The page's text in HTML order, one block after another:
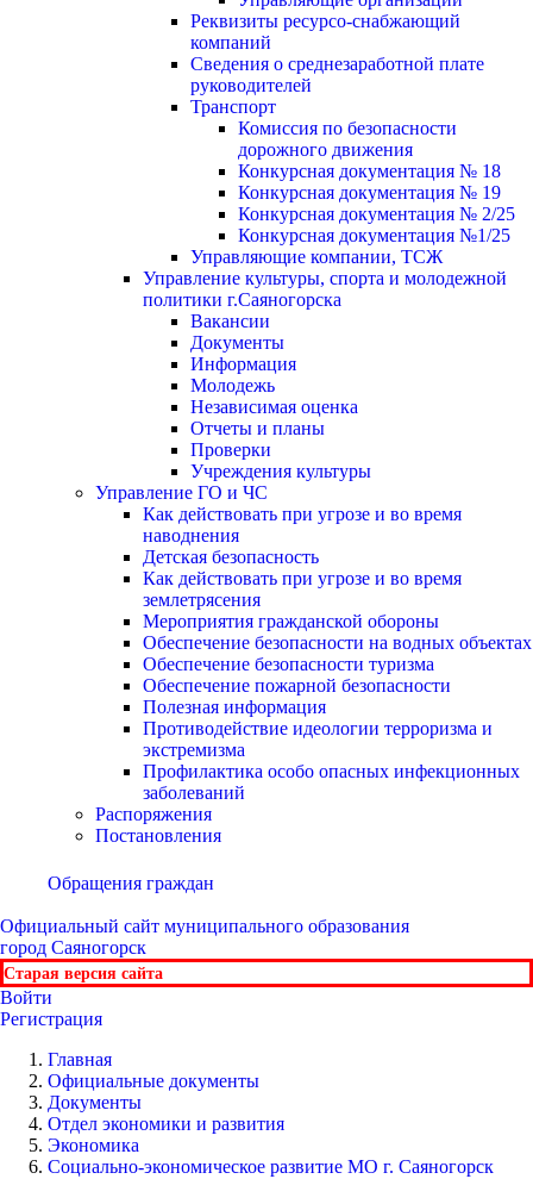
Реквизиты ресурсо-снабжающий
компаний
Сведения о среднезаработной плате
руководителей
Транспорт
Комиссия по безопасности
дорожного движения
Конкурсная документация № 18
Конкурсная документация № 19
Конкурсная документация № 2/25
Конкурсная документация №1/25
Управляющие компании, ТСЖ
Управление культуры, спорта и молодежной
политики г.Саяногорска
Вакансии
Документы
Информация
Молодежь
Независимая оценка
Отчеты и планы
Проверки
Учреждения культуры
Управление ГО и ЧС
Как действовать при угрозе и во время
наводнения
Детская безопасность
Как действовать при угрозе и во время
землетрясения
Мероприятия гражданской обороны
Обеспечение безопасности на водных объектах
Обеспечение безопасности туризма
Обеспечение пожарной безопасности
Полезная информация
Противодействие идеологии терроризма и
экстремизма
Профилактика особо опасных инфекционных
заболеваний
Распоряжения
Постановления
Обращения граждан
Официальный сайт муниципального образования
город Саяногорск
Старая версия сайта
Войти
Регистрация
Главная
Официальные документы
Документы
Отдел экономики и развития
Экономика
Социально-экономическое развитие МО г. Саяногорск